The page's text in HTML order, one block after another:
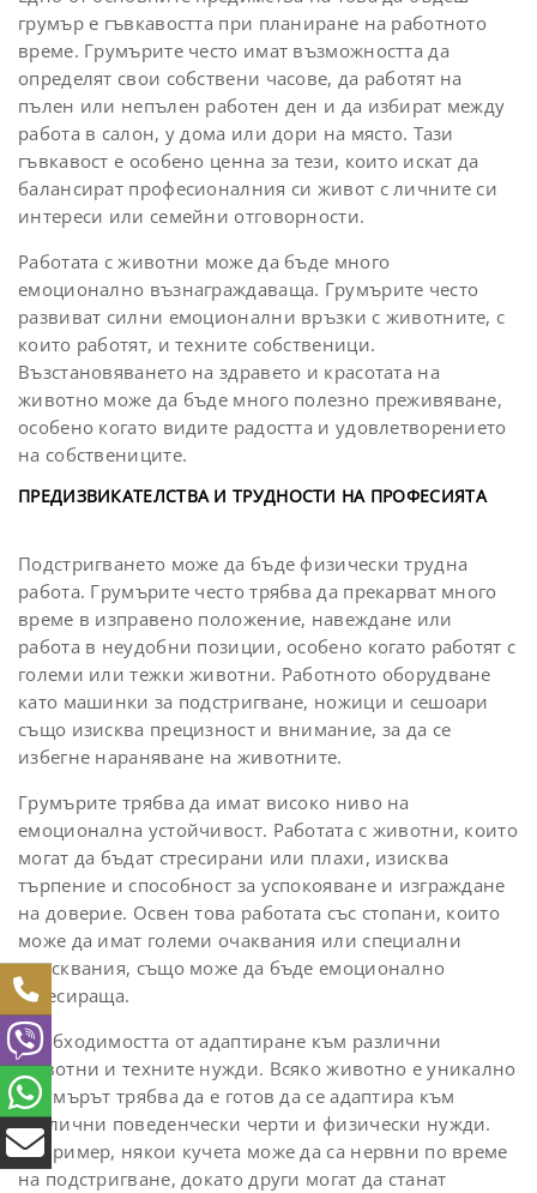
грумър е гъвкавостта при планиране на работното
време. Грумърите често имат възможността да
определят свои собствени часове, да работят на
пълен или непълен работен ден и да избират между
работа в салон, у дома или дори на място. Тази
гъвкавост е особено ценна за тези, които искат да
балансират професионалния си живот с личните си
интереси или семейни отговорности.
Работата с животни може да бъде много
емоционално възнаграждаваща. Грумърите често
развиват силни емоционални връзки с животните, с
които работят, и техните собственици.
Възстановяването на здравето и красотата на
животно може да бъде много полезно преживяване,
особено когато видите радостта и удовлетворението
на собствениците.
ПРЕДИЗВИКАТЕЛСТВА И ТРУДНОСТИ НА ПРОФЕСИЯТА
Подстригването може да бъде физически трудна
работа. Грумърите често трябва да прекарват много
време в изправено положение, навеждане или
работа в неудобни позиции, особено когато работят с
големи или тежки животни. Работното оборудване
като машинки за подстригване, ножици и сешоари
също изисква прецизност и внимание, за да се
избегне нараняване на животните.
Грумърите трябва да имат високо ниво на
емоционална устойчивост. Работата с животни, които
могат да бъдат стресирани или плахи, изисква
търпение и способност за успокояване и изграждане
на доверие. Освен това работата със стопани, които
може да имат големи очаквания или специални
изисквания, също може да бъде емоционално
стресираща.
Необходимостта от адаптиране към различни
животни и техните нужди. Всяко животно е уникално
и гумърът трябва да е готов да се адаптира към
различни поведенчески черти и физически нужди.
Например, някои кучета може да са нервни по време
на подстригване, докато други могат да станат